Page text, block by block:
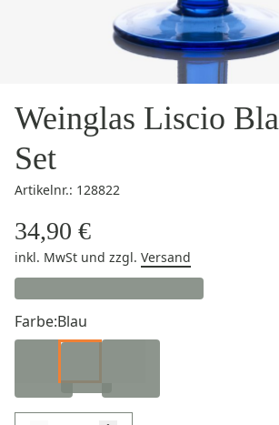
Weinglas Liscio
Set
Artikelnr.: 128822
34,90 €
inkl. MwSt und zzgl. Versand
Farbe:Blau